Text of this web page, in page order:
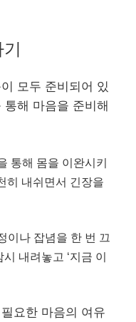
모두 준비되어 있
해 마음을 준비해
통해 몸을 이완시키
히 내쉬면서 긴장을
이나 잡념을 한 번 끄
내려놓고 ‘지금 이
요한 마음의 여유